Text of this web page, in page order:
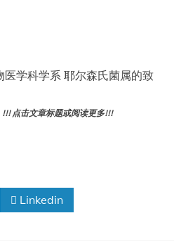
学科学系 耶尔森氏菌属的致
点击文章标题或阅读更多!!!
Linkedin